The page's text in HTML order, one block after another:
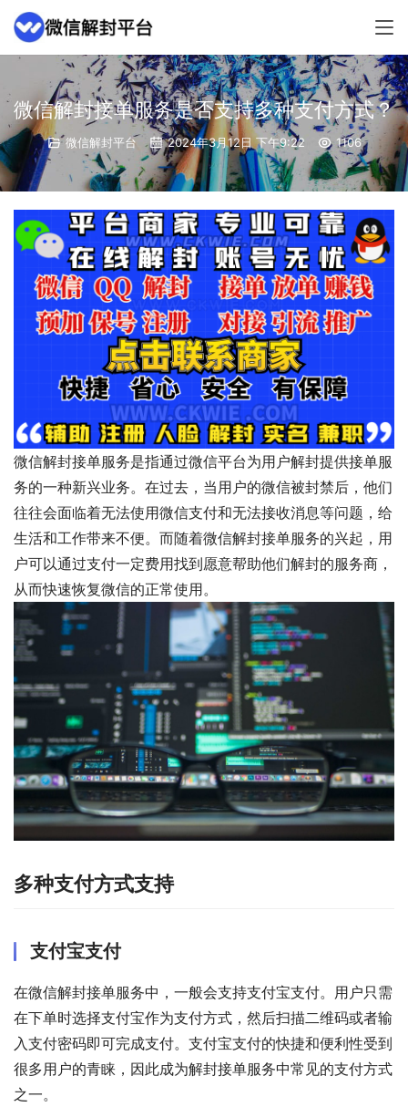
微信解封接单服务是否支持多种支付方式？
微信解封平台 2024年3月12日 下午9:22 1106
微信解封接单服务是指通过微信平台为用户解封提供接单服
务的一种新兴业务。在过去，当用户的微信被封禁后，他们
往往会面临着无法使用微信支付和无法接收消息等问题，给
生活和工作带来不便。而随着微信解封接单服务的兴起，用
户可以通过支付一定费用找到愿意帮助他们解封的服务商，
从而快速恢复微信的正常使用。
多种支付方式支持
支付宝支付
在微信解封接单服务中，一般会支持支付宝支付。用户只需
在下单时选择支付宝作为支付方式，然后扫描二维码或者输
入支付密码即可完成支付。支付宝支付的快捷和便利性受到
很多用户的青睐，因此成为解封接单服务中常见的支付方式
之一。